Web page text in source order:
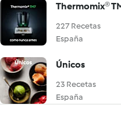
Thermomix®
227 Recetas
España
Únicos
23 Recetas
España